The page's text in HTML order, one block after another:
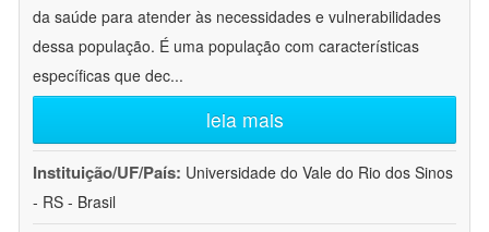
da saúde para atender às necessidades e vulnerabilidades
dessa população. É uma população com características
específicas que dec...
leia mais
Instituição/UF/País: Universidade do Vale do Rio dos Sinos
- RS - Brasil